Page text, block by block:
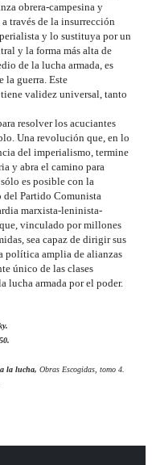
obrera-campesina y
través de la insurrección
y lo sustituya por un
y la forma más alta de
de la lucha armada, es
la guerra. Este
validez universal, tanto
resolver los acuciantes
Una revolución que, en lo
del imperialismo, termine
y abra el camino para
es posible con la
Partido Comunista
marxista-leninista-
vinculado por millones
sea capaz de dirigir sus
política amplia de alianzas
único de las clases
lucha armada por el poder.
la lucha, Obras Escogidas, tomo 4.